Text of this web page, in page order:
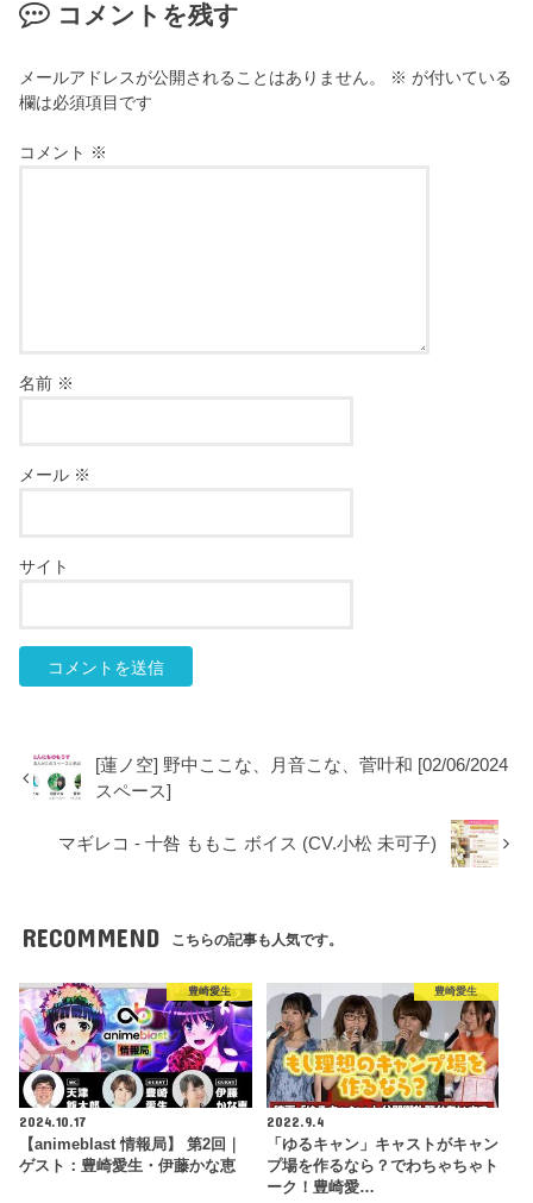
コメントを残す
メールアドレスが公開されることはありません。 ※ が付いている
欄は必須項目です
コメント ※
名前 ※
メール ※
サイト
[蓮ノ空] 野中ここな、月音こな、菅叶和 [02/06/2024
スペース]
マギレコ - 十咎 ももこ ボイス (CV.小松 未可子)
RECOMMEND こちらの記事も人気です。
豊崎愛生
2024.10.17
【animeblast 情報局】 第2回｜
ゲスト：豊崎愛生・伊藤かな恵
豊崎愛生
2022.9.4
「ゆるキャン」キャストがキャン
プ場を作るなら？でわちゃちゃト
ーク！豊崎愛…